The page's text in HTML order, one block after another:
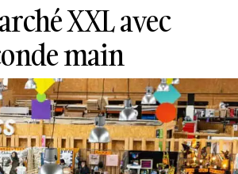
XXL avec
main